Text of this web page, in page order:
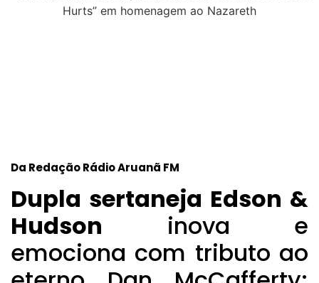
Da Redação Rádio Aruanã FM
Dupla sertaneja Edson &
Hudson inova e
emociona com tributo ao